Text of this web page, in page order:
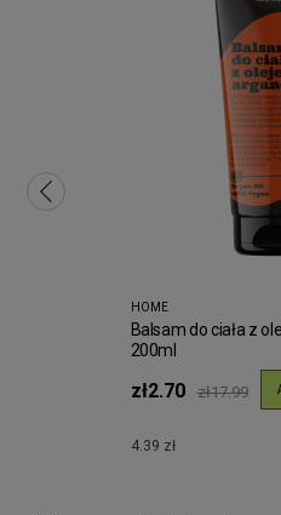
HOME
Balsam do ciała z
200ml
zł2.70 zł17.99
4.39 zł